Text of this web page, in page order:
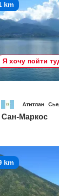
km
Я хочу пойти
Атитлан
Маркос
km